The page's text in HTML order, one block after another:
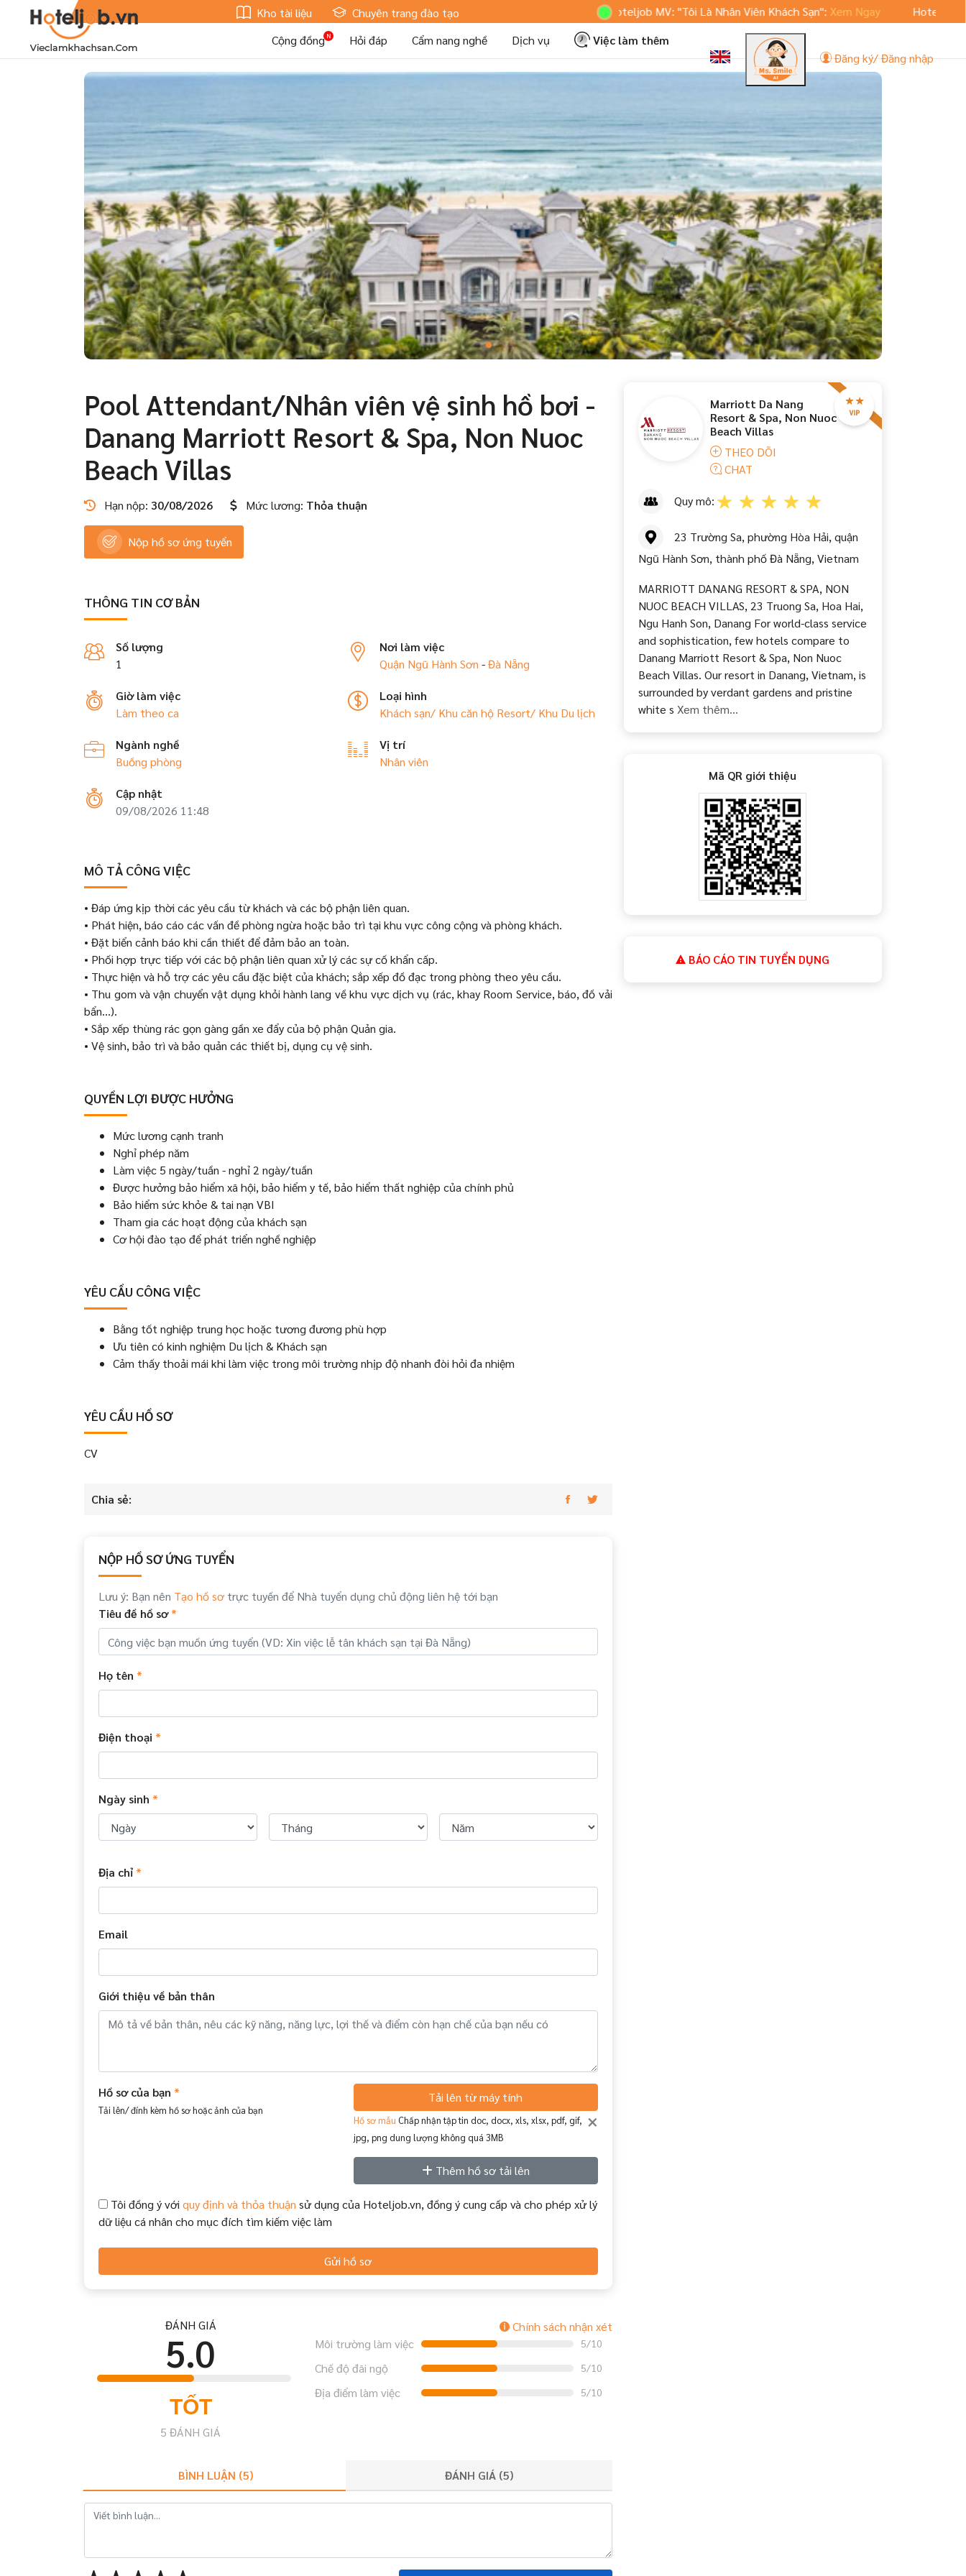
Kho tài liệu Chuyên trang đào tạo Hoteljob MV: "Tôi Là Nhân Viên Khách Sạn":Xem Ngay
Hoteljob.vn ra mắt
Cộng đồng
Hỏi đáp Cẩm nang nghề Dịch vụ
Việc làm thêm
Đăng ký/ Đăng nhập
Pool Attendant/Nhân viên vệ sinh hồ bơi -
Danang Marriott Resort & Spa, Non Nuoc
Beach Villas
Hạn nộp: 30/08/2026 Mức lương: Thỏa thuận
Nộp hồ sơ ứng tuyển
THÔNG TIN CƠ BẢN
Số lượng
1
Nơi làm việc
Quận Ngũ Hành Sơn -Đà Nẵng
Giờ làm việc
Làm theo ca
Loại hình
Khách sạn/ Khu căn hộ Resort/ Khu Du lịch
Ngành nghề
Buồng phòng
Vị trí
Nhân viên
Cập nhật
09/08/2026 11:48
MÔ TẢ CÔNG VIỆC
• Đáp ứng kịp thời các yêu cầu từ khách và các bộ phận liên quan.
• Phát hiện, báo cáo các vấn đề phòng ngừa hoặc bảo trì tại khu vực công cộng và phòng khách.
• Đặt biển cảnh báo khi cần thiết để đảm bảo an toàn.
• Phối hợp trực tiếp với các bộ phận liên quan xử lý các sự cố khẩn cấp.
• Thực hiện và hỗ trợ các yêu cầu đặc biệt của khách; sắp xếp đồ đạc trong phòng theo yêu cầu.
• Thu gom và vận chuyển vật dụng khỏi hành lang về khu vực dịch vụ (rác, khay Room Service, báo, đồ vải
bẩn…).
• Sắp xếp thùng rác gọn gàng gần xe đẩy của bộ phận Quản gia.
• Vệ sinh, bảo trì và bảo quản các thiết bị, dụng cụ vệ sinh.
QUYỀN LỢI ĐƯỢC HƯỞNG
Mức lương cạnh tranh
Nghỉ phép năm
Làm việc 5 ngày/tuần - nghỉ 2 ngày/tuần
Được hưởng bảo hiểm xã hội, bảo hiểm y tế, bảo hiểm thất nghiệp của chính phủ
Bảo hiểm sức khỏe & tai nạn VBI
Tham gia các hoạt động của khách sạn
Cơ hội đào tạo để phát triển nghề nghiệp
YÊU CẦU CÔNG VIỆC
Bằng tốt nghiệp trung học hoặc tương đương phù hợp
Ưu tiên có kinh nghiệm Du lịch & Khách sạn
Cảm thấy thoải mái khi làm việc trong môi trường nhịp độ nhanh đòi hỏi đa nhiệm
YÊU CẦU HỒ SƠ
CV
Chia sẻ:
NỘP HỒ SƠ ỨNG TUYỂN
Lưu ý: Bạn nên Tạo hồ sơ trực tuyến để Nhà tuyển dụng chủ động liên hệ tới bạn
Tiêu đề hồ sơ*
Họ tên *
Điện thoại *
Ngày sinh *
Địa chỉ *
Email
Giới thiệu về bản thân
Hồ sơ của bạn *
Tải lên/ đính kèm hồ sơ hoặc ảnh của bạn
Tải lên từ máy tính
×
Hồ sơ mẫu Chấp nhận tập tin doc, docx, xls, xlsx, pdf, gif,
jpg, png dung lượng không quá 3MB
Thêm hồ sơ tải lên
Tôi đồng ý với quy định và thỏa thuận sử dụng của Hoteljob.vn, đồng ý cung cấp và cho phép xử lý
dữ liệu cá nhân cho mục đích tìm kiếm việc làm
Gửi hồ sơ
ĐÁNH GIÁ
5.0
TỐT
5 ĐÁNH GIÁ
Chính sách nhận xét
Môi trường làm việc
5/10
Chế độ đãi ngộ 5/10
Địa điểm làm việc 5/10
BÌNH LUẬN (5) ĐÁNH GIÁ (5)
Marriott Da Nang
Resort & Spa, Non Nuoc
Beach Villas
THEO DÕI
CHAT
Quy mô:
23 Trường Sa, phường Hòa Hải, quận
Ngũ Hành Sơn, thành phố Đà Nẵng, Vietnam
MARRIOTT DANANG RESORT & SPA, NON
NUOC BEACH VILLAS, 23 Truong Sa, Hoa Hai,
Ngu Hanh Son, Danang For world-class service
and sophistication, few hotels compare to
Danang Marriott Resort & Spa, Non Nuoc
Beach Villas. Our resort in Danang, Vietnam, is
surrounded by verdant gardens and pristine
white s Xem thêm...
Mã QR giới thiệu
BÁO CÁO TIN TUYỂN DỤNG